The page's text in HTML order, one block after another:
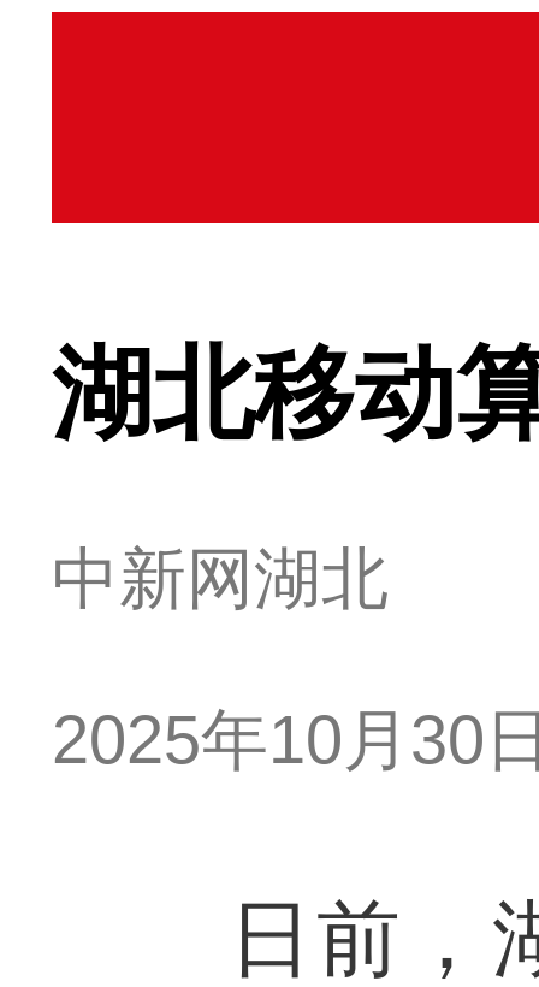
湖北移动
中新网湖北
2025年10月30
日前，湖